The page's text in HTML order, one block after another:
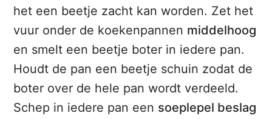
het een beetje zacht kan worden. Zet het
vuur onder de koekenpannen middelhoog
en smelt een beetje boter in iedere pan.
Houdt de pan een beetje schuin zodat de
boter over de hele pan wordt verdeeld.
Schep in iedere pan een soeplepel beslag